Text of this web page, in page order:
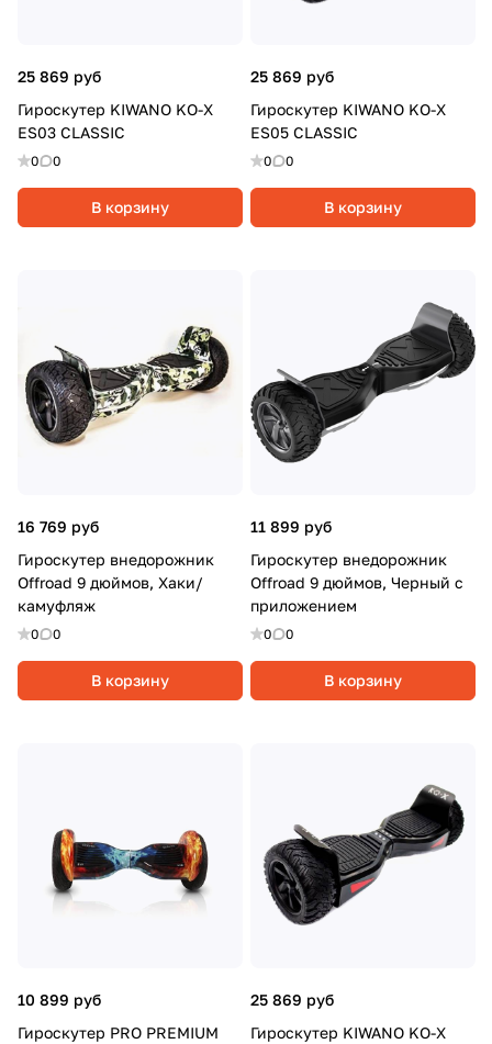
25 869 руб
Гироскутер KIWANO KO-X
ES03 CLASSIС
0 0
В корзину
25 869 руб
Гироскутер KIWANO KO-X
ES05 CLASSIC
0 0
В корзину
16 769 руб
Гироскутер внедорожник
Offroad 9 дюймов, Хаки/
камуфляж
0 0
В корзину
11 899 руб
Гироскутер внедорожник
Offroad 9 дюймов, Черный с
приложением
0 0
В корзину
10 899 руб
Гироскутер PRO PREMIUM
25 869 руб
Гироскутер KIWANO KO-X